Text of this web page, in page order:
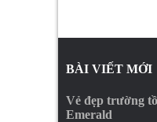
BÀI VIẾT MỚI
Vẻ đẹp trường
Emerald